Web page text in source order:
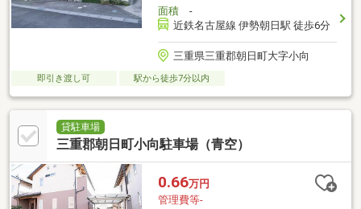
面積-
近鉄名古屋線 伊勢朝日駅 徒歩6分
三重県三重郡朝日町大字小向
即引き渡し可 駅から徒歩7分以内
貸駐車場
三重郡朝日町小向駐車場（青空）
0.66万円
管理費等-